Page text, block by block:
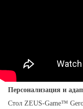
Персонализация и
Стол ZEUS-Game™